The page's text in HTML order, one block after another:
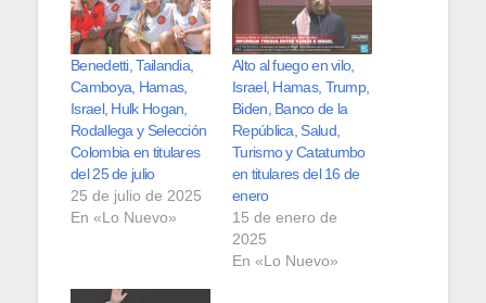
Benedetti, Tailandia,
Camboya, Hamas,
Israel, Hulk Hogan,
Rodallega y Selección
Colombia en titulares
del 25 de julio
25 de julio de 2025
En «Lo Nuevo»
Alto al fuego en vilo,
Israel, Hamas, Trump,
Biden, Banco de la
República, Salud,
Turismo y Catatumbo
en titulares del 16 de
enero
15 de enero de
2025
En «Lo Nuevo»